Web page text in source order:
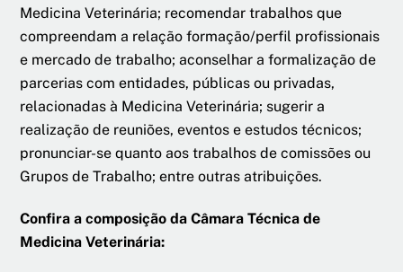
Medicina Veterinária; recomendar trabalhos que
compreendam a relação formação/perfil profissionais
e mercado de trabalho; aconselhar a formalização de
parcerias com entidades, públicas ou privadas,
relacionadas à Medicina Veterinária; sugerir a
realização de reuniões, eventos e estudos técnicos;
pronunciar-se quanto aos trabalhos de comissões ou
Grupos de Trabalho; entre outras atribuições.
Confira a composição da Câmara Técnica de
Medicina Veterinária: